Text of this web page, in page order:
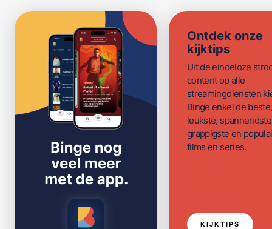
Ontdek onze
kijktips
Uit de eindeloze
content op alle
streamingdiensten
Binge enkel de beste,
leukste,
grappigste en
films en series.
KIJKTIPS